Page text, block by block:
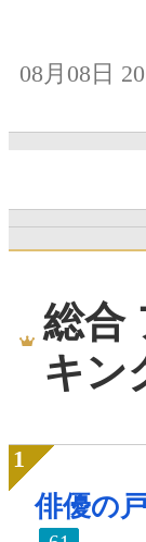
08月08日
総合
キン
俳優の